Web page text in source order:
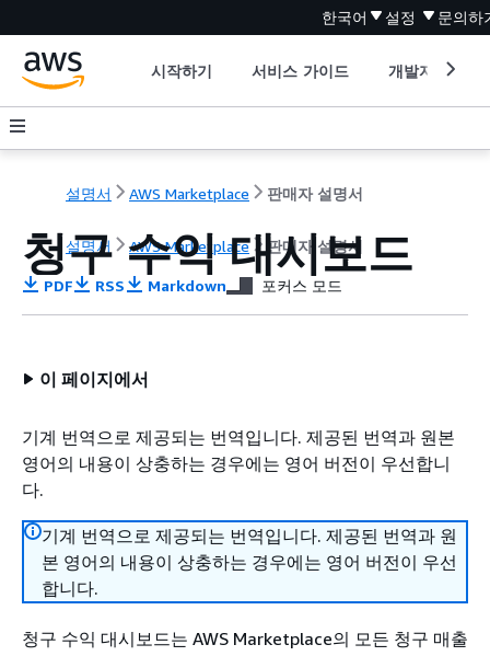
한국어 설정 문의하
시작하기 서비스 가이드 개발자 도구
설명서 AWS Marketplace 판매자 설명서
설명서 AWS Marketplace 판매자 설명서
청구 수익 대시보드
PDF RSS Markdown 포커스 모드
이 페이지에서
기계 번역으로 제공되는 번역입니다. 제공된 번역과 원본
영어의 내용이 상충하는 경우에는 영어 버전이 우선합니
다.
기계 번역으로 제공되는 번역입니다. 제공된 번역과 원
본 영어의 내용이 상충하는 경우에는 영어 버전이 우선
합니다.
청구 수익 대시보드는 AWS Marketplace의 모든 청구 매출